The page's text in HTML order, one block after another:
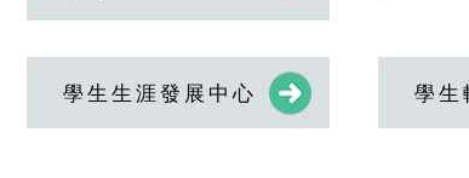
學生生涯發展中心 學生